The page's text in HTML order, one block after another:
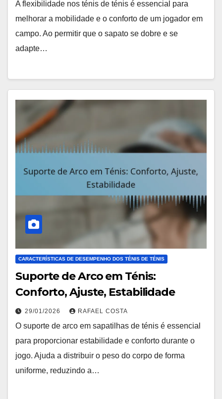
A flexibilidade nos ténis de ténis é essencial para
melhorar a mobilidade e o conforto de um jogador em
campo. Ao permitir que o sapato se dobre e se
adapte…
CARACTERÍSTICAS DE DESEMPENHO DOS TÉNIS DE TÉNIS
Suporte de Arco em Ténis:
Conforto, Ajuste, Estabilidade
29/01/2026 RAFAEL COSTA
O suporte de arco em sapatilhas de ténis é essencial
para proporcionar estabilidade e conforto durante o
jogo. Ajuda a distribuir o peso do corpo de forma
uniforme, reduzindo a…